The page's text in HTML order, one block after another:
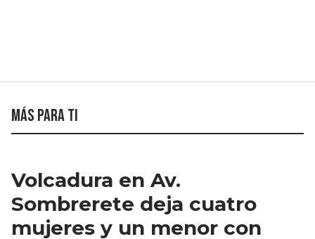
Más para ti
Volcadura en Av.
Sombrerete deja cuatro
mujeres y un menor con